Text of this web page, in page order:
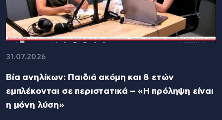
31.07.2026
Βία ανηλίκων: Παιδιά ακόμη και 8 ετών
εμπλέκονται σε περιστατικά – «Η πρόληψη είναι
η μόνη λύση»